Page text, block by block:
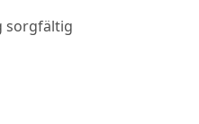
sorgfältig